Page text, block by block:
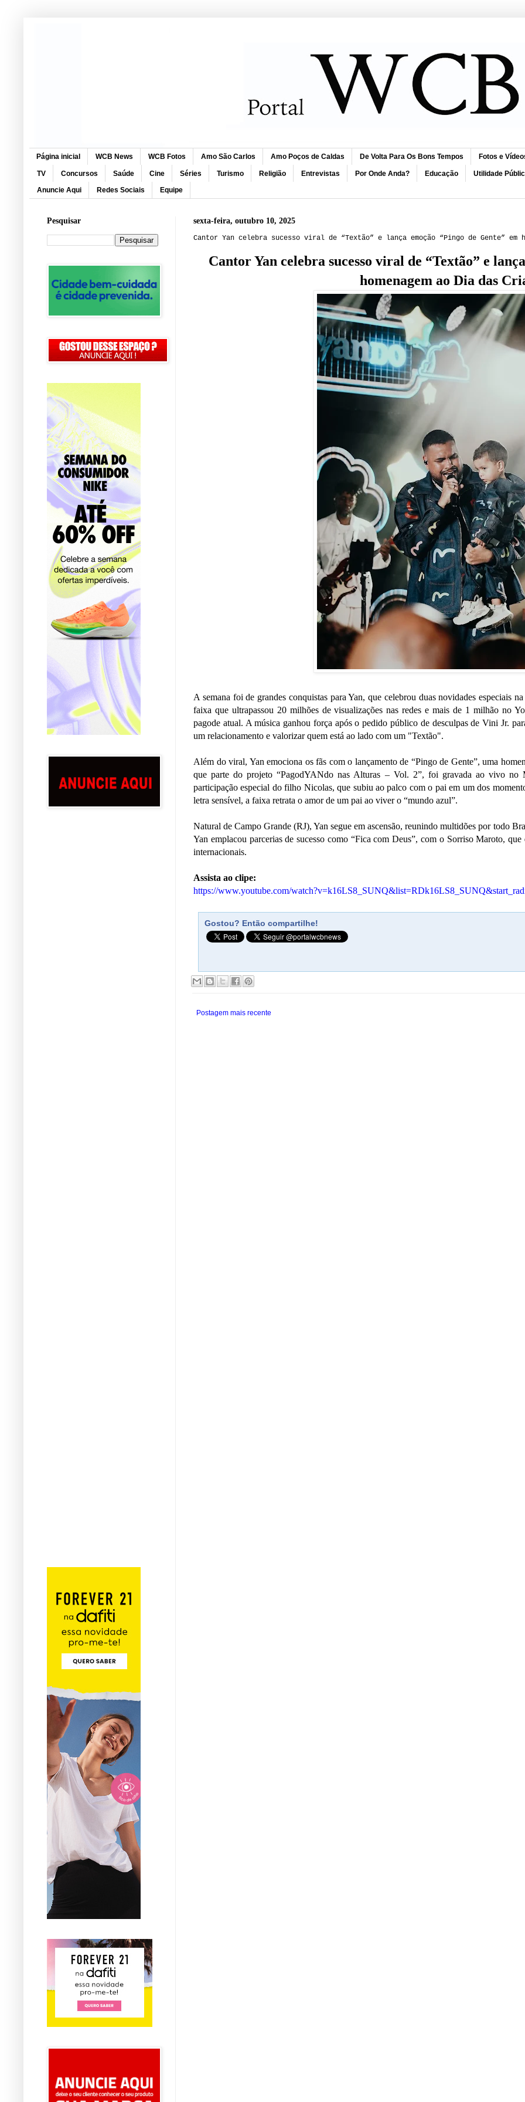
Página inicial WCB News WCB Fotos Amo São Carlos Amo Poços de Caldas De Volta Para Os Bons Tempos Fotos e
TV Concursos Saúde Cine Séries Turismo Religião Entrevistas Por Onde Anda? Educação Utilidade
Anuncie Aqui Redes Sociais Equipe
sexta-feira, outubro 10, 2025
Cantor Yan celebra sucesso viral de “Textão” e lança emoção “Pingo de Gente” em
Cantor Yan celebra sucesso viral de “Textão” e
homenagem ao Dia das
A semana foi de grandes conquistas para Yan, que celebrou duas novidades especiais
faixa que ultrapassou 20 milhões de visualizações nas redes e mais de 1 milhão no
pagode atual. A música ganhou força após o pedido público de desculpas de Vini Jr.
um relacionamento e valorizar quem está ao lado com um "Textão".
Além do viral, Yan emociona os fãs com o lançamento de “Pingo de Gente”, uma
que parte do projeto “PagodYANdo nas Alturas – Vol. 2”, foi gravada ao vivo
participação especial do filho Nicolas, que subiu ao palco com o pai em um dos
letra sensível, a faixa retrata o amor de um pai ao viver o “mundo azul”.
Natural de Campo Grande (RJ), Yan segue em ascensão, reunindo multidões por todo
Yan emplacou parcerias de sucesso como “Fica com Deus”, com o Sorriso Maroto,
internacionais.
Assista ao clipe:
https://www.youtube.com/
Gostou? Então compartilhe!
Postagem mais recente
Pesquisar